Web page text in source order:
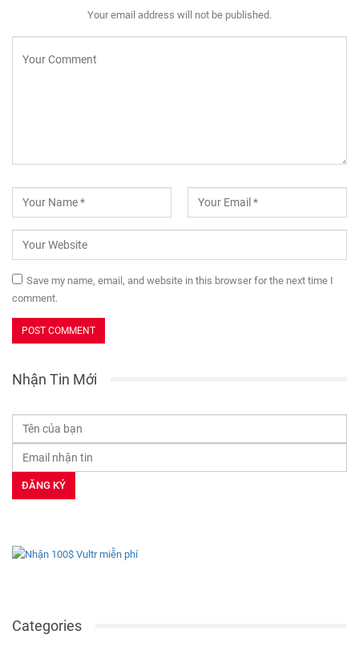
Your email address will not be published.
Save my name, email, and website in this browser for the next time I
comment.
Nhận Tin Mới
Categories